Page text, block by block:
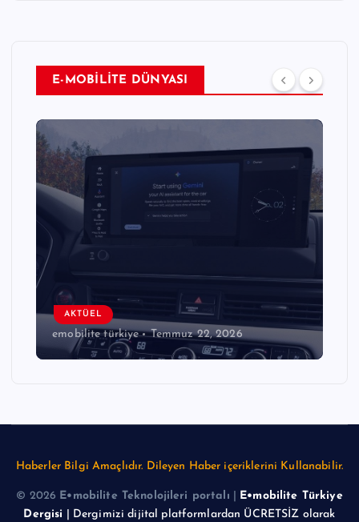
E-MOBİLİTE DÜNYASI
AKTÜEL
emobilite türkiye Temmuz 22, 2026
Haberler Bilgi Amaçlıdır. Dileyen Haber içeriklerini Kullanabilir.
© 2026 E•mobilite Teknolojileri portalı
E•mobilite Türkiye
Dergisi | Dergimizi dijital platformlardan ÜCRETSİZ olarak